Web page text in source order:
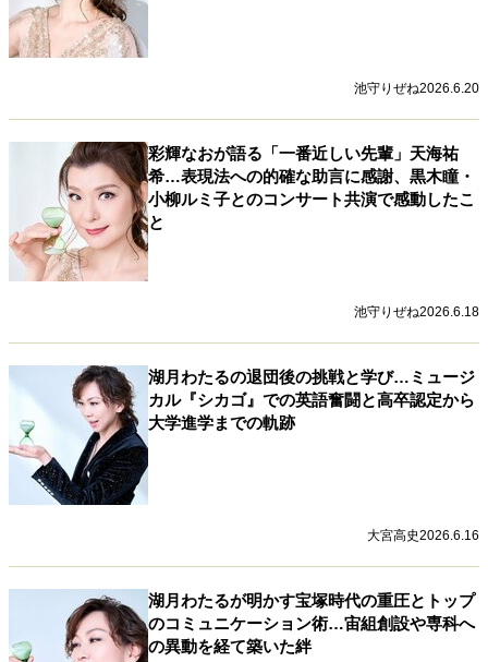
忘れられない言葉
パートナーとの歩み方
親になるということ
病が教えてくれたこと
移住という選択
熱狂できるもの
私を彩るエッセンス
70代のグランドデザイン
地域とつながる/お金との付き合い方
池守りぜね2026.6.20
彩輝なおが語る「一番近しい先輩」天海祐
希…表現法への的確な助言に感謝、黒木瞳・
小柳ルミ子とのコンサート共演で感動したこ
と
池守りぜね2026.6.18
湖月わたるの退団後の挑戦と学び…ミュージ
カル『シカゴ』での英語奮闘と高卒認定から
大学進学までの軌跡
大宮高史2026.6.16
湖月わたるが明かす宝塚時代の重圧とトップ
のコミュニケーション術…宙組創設や専科へ
の異動を経て築いた絆